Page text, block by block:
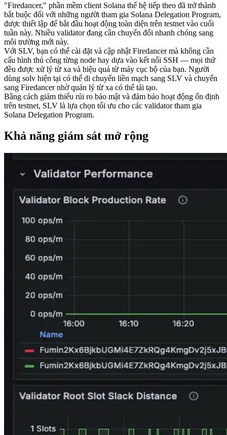
"Firedancer," phần mềm client Solana thế hệ tiếp theo đã trở thành
bắt buộc đối với những người tham gia Solana Delegation Program,
được thiết lập để bắt đầu hoạt động toàn diện trên testnet vào cuối
tuần này. Nhiều validator đang cần chuyển đổi nhanh chóng sang
môi trường mới này.
Với SLV, bạn có thể cài đặt và cập nhật Firedancer mà không cần
cấu hình thủ công từng node hay dựa vào kết nối SSH — mọi thứ
đều được xử lý từ xa và hiệu quả từ máy cục bộ của bạn. Người
dùng solv hiện tại có thể di chuyển liền mạch sang SLV và chuyển
sang Firedancer nhờ quản lý từ xa có thể tái tạo.
Bằng cách giảm thiểu rủi ro bảo mật và đảm bảo hoạt động ổn định
trên testnet, SLV là lựa chọn tối ưu cho các validator tham gia
Solana Delegation Program.
Khả năng giám sát mở rộng